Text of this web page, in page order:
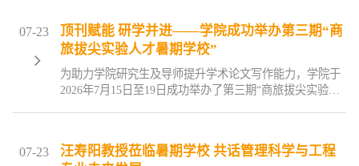
国内知名学者到院讲学，围绕工商管理、旅游管理、应用
经济学等学科前沿议题展开深入交流。学期末，第三期“商
旅拔尖实验人才暑期学校”，汇聚《管理世界》《南开管理
评论》《经济学》（季刊）《旅游学刊》等十大核心期刊
资深编辑及汪寿阳院士、谢志华教授、易君健教授等学术
名家，将学期系列讲座的学术引领推向高潮，形成了“学期
化格局。
07-23
顶刊赋能 研学并进——学院成功举办第三期“商
旅拔尖实验人才暑期学校”
为助力学院研究生及导师提升学术论文写作能力，学院于
2026年7月15日至19日成功举办了第三期“商旅拔尖实验人
版）》《财经研究》《浙江工商大学学报（社会科学
07-23
汪寿阳教授莅临暑期学校 共话管理科学与工程